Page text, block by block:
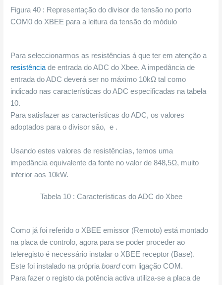
Figura 40 : Representação do divisor de tensão no porto
COM0 do XBEE para a leitura da tensão do módulo
Para seleccionarmos as resistências á que ter em atenção a
resistência de entrada do ADC do Xbee. A impedância de
entrada do ADC deverá ser no máximo 10kΩ tal como
indicado nas características do ADC especificadas na tabela
10.
Para satisfazer as características do ADC, os valores
adoptados para o divisor são, e .
Usando estes valores de resistências, temos uma
impedância equivalente da fonte no valor de 848,5Ω, muito
inferior aos 10kW.
Tabela 10 : Características do ADC do Xbee
Como já foi referido o XBEE emissor (Remoto) está montado
na placa de controlo, agora para se poder proceder ao
teleregisto é necessário instalar o XBEE receptor (Base).
Este foi instalado na própriaboardcom ligação COM.
Para fazer o registo da potência activa utiliza-se a placa de